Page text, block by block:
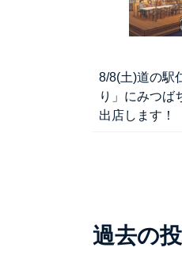
8/8(土)道の駅
り」にみつば
出店します！
過去の